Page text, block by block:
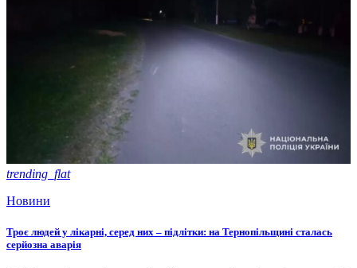
trending_flat
Новини
Троє людей у лікарні, серед них – підлітки: на Тернопільщині сталась
серйозна аварія